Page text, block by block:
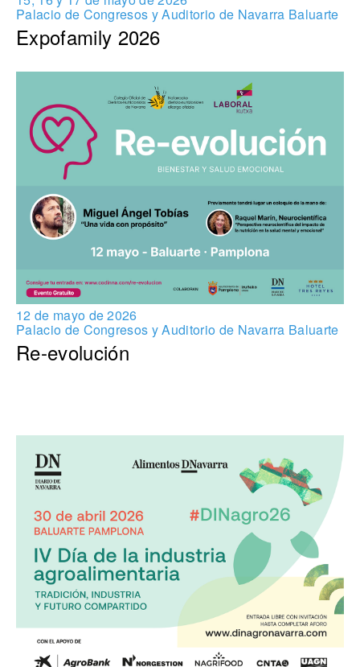
Palacio de Congresos y Auditorio de Navarra Baluarte
Expofamily 2026
12 de mayo de 2026
Palacio de Congresos y Auditorio de Navarra Baluarte
Re-evolución